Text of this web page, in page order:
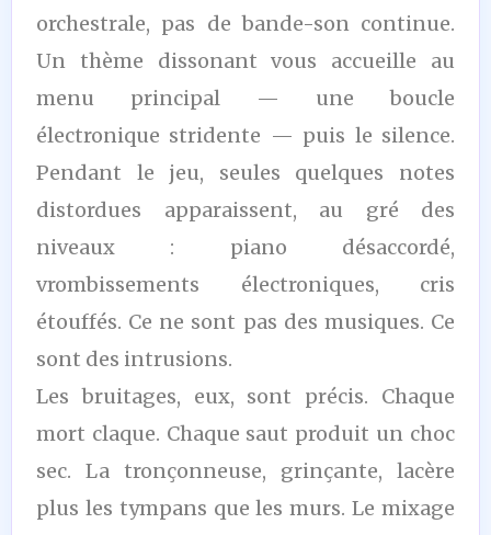
orchestrale, pas de bande-son continue.
Un thème dissonant vous accueille au
menu principal — une boucle
électronique stridente — puis le silence.
Pendant le jeu, seules quelques notes
distordues apparaissent, au gré des
niveaux : piano désaccordé,
vrombissements électroniques, cris
étouffés. Ce ne sont pas des musiques. Ce
sont des intrusions.
Les bruitages, eux, sont précis. Chaque
mort claque. Chaque saut produit un choc
sec. La tronçonneuse, grinçante, lacère
plus les tympans que les murs. Le mixage